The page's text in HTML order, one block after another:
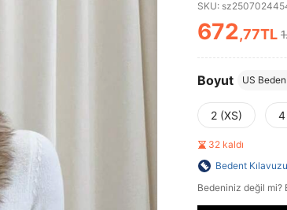
SKU:
PRICE
672,77TL
Boyut US Beden
2 (XS) 4
32 kaldı
Bedent Kılavuzu
Bedeniniz değil